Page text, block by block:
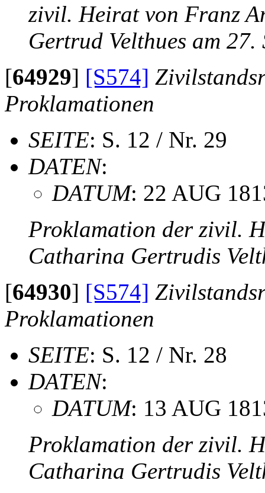
zivil. Heirat von Franz
Gertrud Velthues am 27.
[64929] [S574]
Proklamationen
SEITE: S. 12 / Nr. 29
DATEN:
DATUM: 22 AUG
Proklamation der zivil.
Catharina Gertrudis
[64930] [S574]
Proklamationen
SEITE: S. 12 / Nr. 28
DATEN:
DATUM: 13 AUG
Proklamation der zivil.
Catharina Gertrudis